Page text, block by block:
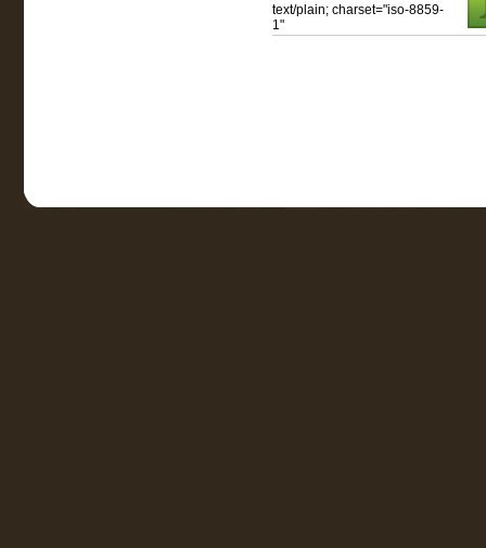
text/plain; charset="iso-8859-
1"